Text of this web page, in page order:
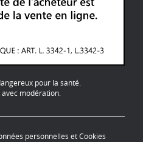
pour la santé.
modération.
personnelles et Cookies